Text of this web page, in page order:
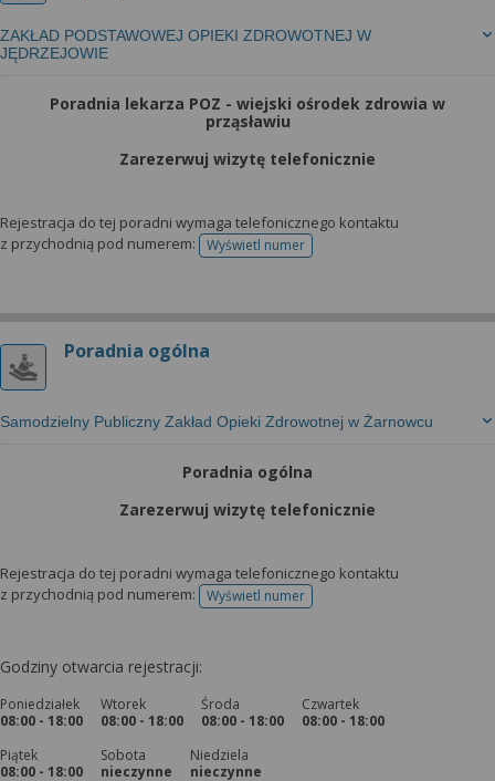
ZAKŁAD PODSTAWOWEJ OPIEKI ZDROWOTNEJ W
JĘDRZEJOWIE
Poradnia lekarza POZ - wiejski ośrodek zdrowia w
prząsławiu
Zarezerwuj wizytę telefonicznie
Rejestracja do tej poradni wymaga telefonicznego kontaktu
z przychodnią pod numerem:
Wyświetl numertelefonu do rejestracji
Poradnia ogólna
Samodzielny Publiczny Zakład Opieki Zdrowotnej w Żarnowcu
Poradnia ogólna
Zarezerwuj wizytę telefonicznie
Rejestracja do tej poradni wymaga telefonicznego kontaktu
z przychodnią pod numerem:
Wyświetl numertelefonu do rejestracji
Godziny otwarcia rejestracji:
Poniedziałek
08:00 - 18:00
Wtorek
08:00 - 18:00
Środa
08:00 - 18:00
Czwartek
08:00 - 18:00
Piątek
08:00 - 18:00
Sobota
nieczynne
Niedziela
nieczynne